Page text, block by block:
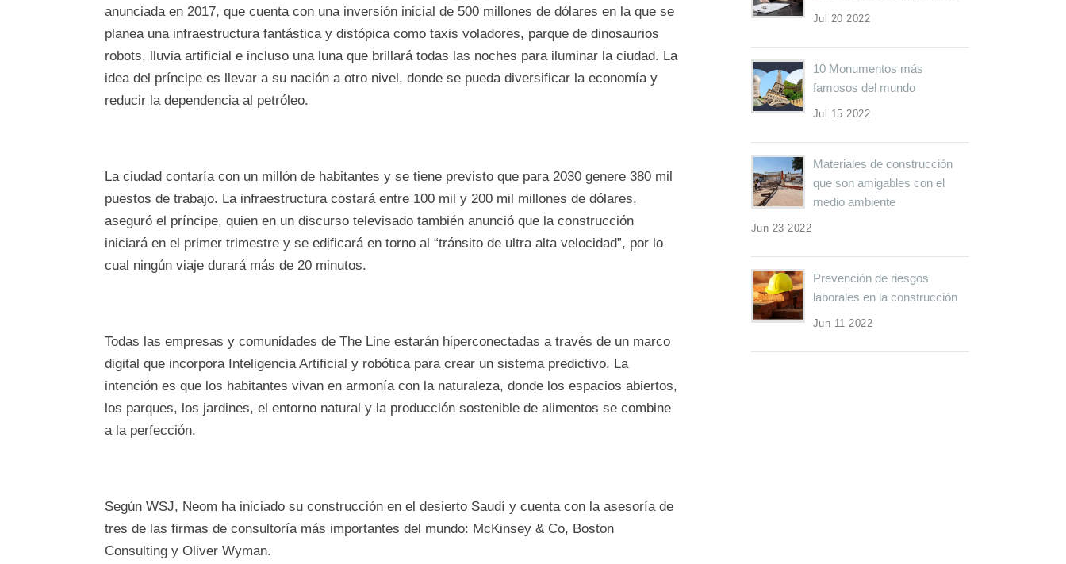
anunciada en 2017, que cuenta con una inversión inicial de 500 millones de dólares en la que se
planea una infraestructura fantástica y distópica como taxis voladores, parque de dinosaurios
robots, lluvia artificial e incluso una luna que brillará todas las noches para iluminar la ciudad. La
idea del príncipe es llevar a su nación a otro nivel, donde se pueda diversificar la economía y
reducir la dependencia al petróleo.
La ciudad contaría con un millón de habitantes y se tiene previsto que para 2030 genere 380 mil
puestos de trabajo. La infraestructura costará entre 100 mil y 200 mil millones de dólares,
aseguró el príncipe, quien en un discurso televisado también anunció que la construcción
iniciará en el primer trimestre y se edificará en torno al “tránsito de ultra alta velocidad”, por lo
cual ningún viaje durará más de 20 minutos.
Todas las empresas y comunidades de The Line estarán hiperconectadas a través de un marco
digital que incorpora Inteligencia Artificial y robótica para crear un sistema predictivo. La
intención es que los habitantes vivan en armonía con la naturaleza, donde los espacios abiertos,
los parques, los jardines, el entorno natural y la producción sostenible de alimentos se combine
a la perfección.
Según WSJ, Neom ha iniciado su construcción en el desierto Saudí y cuenta con la asesoría de
tres de las firmas de consultoría más importantes del mundo: McKinsey & Co, Boston
Consulting y Oliver Wyman.
Jul 20 2022
10 Monumentos más
famosos del mundo
Jul 15 2022
Materiales de construcción
que son amigables con el
medio ambiente
Jun 23 2022
Prevención de riesgos
laborales en la construcción
Jun 11 2022